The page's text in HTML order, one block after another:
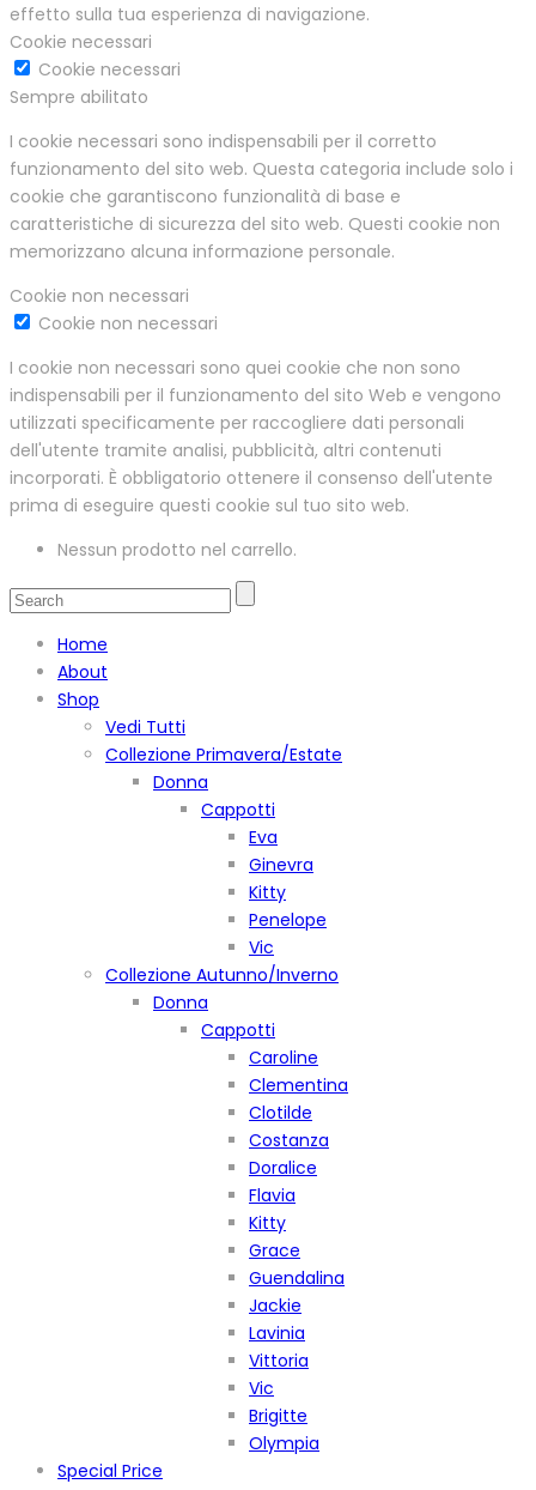
effetto sulla tua esperienza di navigazione.
Cookie necessari
Cookie necessari
Sempre abilitato
I cookie necessari sono indispensabili per il corretto
funzionamento del sito web. Questa categoria include solo i
cookie che garantiscono funzionalità di base e
caratteristiche di sicurezza del sito web. Questi cookie non
memorizzano alcuna informazione personale.
Cookie non necessari
Cookie non necessari
I cookie non necessari sono quei cookie che non sono
indispensabili per il funzionamento del sito Web e vengono
utilizzati specificamente per raccogliere dati personali
dell'utente tramite analisi, pubblicità, altri contenuti
incorporati. È obbligatorio ottenere il consenso dell'utente
prima di eseguire questi cookie sul tuo sito web.
Nessun prodotto nel carrello.
Home
About
Shop
Vedi Tutti
Collezione Primavera/Estate
Donna
Cappotti
Eva
Ginevra
Kitty
Penelope
Vic
Collezione Autunno/Inverno
Donna
Cappotti
Caroline
Clementina
Clotilde
Costanza
Doralice
Flavia
Kitty
Grace
Guendalina
Jackie
Lavinia
Vittoria
Vic
Brigitte
Olympia
Special Price